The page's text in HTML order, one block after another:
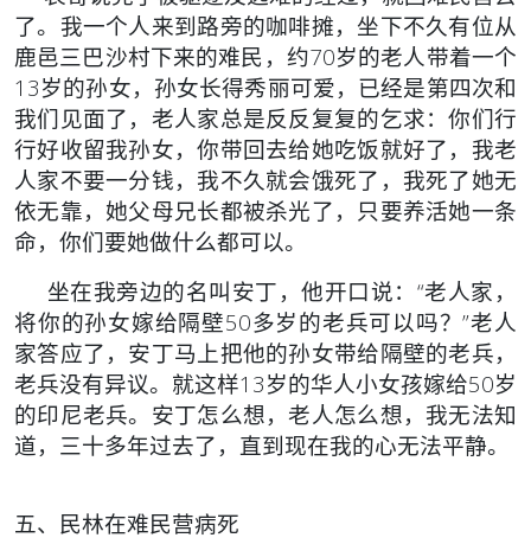
了。我一个人来到路旁的咖啡摊，坐下不久有位从
鹿邑三巴沙村下来的难民，约70岁的老人带着一个
13岁的孙女，孙女长得秀丽可爱，已经是第四次和
我们见面了，老人家总是反反复复的乞求：你们行
行好收留我孙女，你带回去给她吃饭就好了，我老
人家不要一分钱，我不久就会饿死了，我死了她无
依无靠，她父母兄长都被杀光了，只要养活她一条
命，你们要她做什么都可以。
坐在我旁边的名叫安丁，他开口说：“老人家，
将你的孙女嫁给隔壁50多岁的老兵可以吗？”老人
家答应了，安丁马上把他的孙女带给隔壁的老兵，
老兵没有异议。就这样13岁的华人小女孩嫁给50岁
的印尼老兵。安丁怎么想，老人怎么想，我无法知
道，三十多年过去了，直到现在我的心无法平静。
五、民林在难民营病死